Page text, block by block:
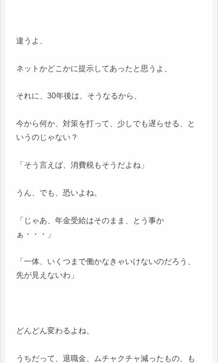
違うよ、
ネットかどこかに提示してあったと思うよ、
それに、30年後は、そうなるから、
今から何か、対策を打って、少しでも遅らせる、と
いうのじゃない？
「そう言えば、消費税もそうだよね」
うん、でも、恐いよね。
「じゃあ、年金受給はそのまま、とう事か
ぁ・・・」
「一体、いくつまで働かなきゃいけないのだろう、
先が見えないわ」
どんどん変わるよね、
うちだって、退職金、ムチャクチャ減ったもの、も